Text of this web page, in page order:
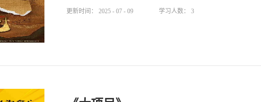
更新时间： 2025 - 07 - 09 学习人数： 3